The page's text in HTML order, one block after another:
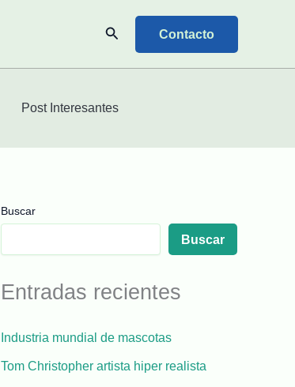
Buscar Contacto
Post Interesantes
Buscar
Buscar
Entradas recientes
Industria mundial de mascotas
Tom Christopher artista hiper realista